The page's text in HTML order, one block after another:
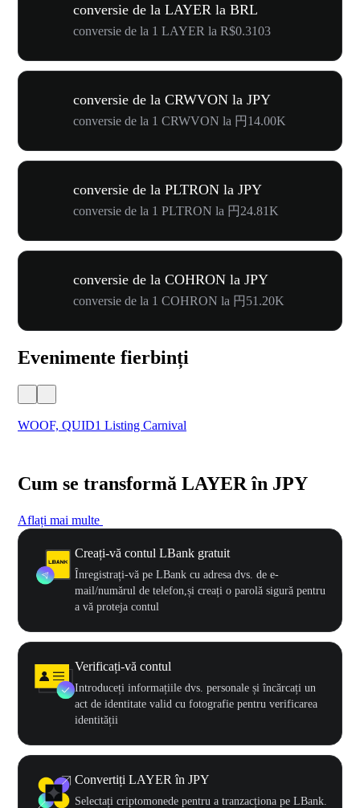
conversie de la LAYER la BRL
conversie de la 1 LAYER la R$0.3103
conversie de la CRWVON la JPY
conversie de la 1 CRWVON la 円14.00K
conversie de la PLTRON la JPY
conversie de la 1 PLTRON la 円24.81K
conversie de la COHRON la JPY
conversie de la 1 COHRON la 円51.20K
Evenimente fierbinți
WOOF, QUID1 Listing Carnival
Cum se transformă LAYER în JPY
Aflați mai multe
Creați-vă contul LBank gratuit
Înregistrați-vă pe LBank cu adresa dvs. de e-
mail/numărul de telefon,și creați o parolă sigură pentru
a vă proteja contul
Verificați-vă contul
Introduceți informațiile dvs. personale și încărcați un
act de identitate valid cu fotografie pentru verificarea
identității
Convertiți LAYER în JPY
Selectați criptomonede pentru a tranzacționa pe LBank.